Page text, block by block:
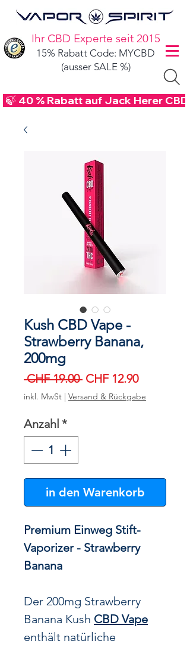
Ihr CBD Experte seit 2015
15% Rabatt Code: MYCBD
(ausser SALE %)
🍃 40 % Rabatt auf Jack Herer
Kush CBD Vape -
Strawberry Banana,
200mg
CHF 19.00 Standardpreis
CHF 12.90Sale-
Preis
inkl. MwSt | Versand & Rückgabe
Anzahl *
in den Warenkorb
Premium Einweg Stift-
Vaporizer - Strawberry
Banana
Der 200mg Strawberry
Banana Kush CBD Vape
enthält natürliche